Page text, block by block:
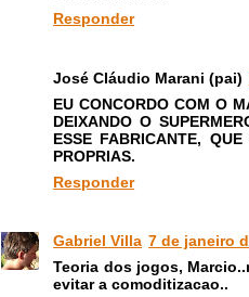
Responder
José Cláudio Marani (pai)
EU CONCORDO COM O
DEIXANDO O
ESSE FABRICANTE,
PROPRIAS.
Responder
Gabriel Villa 7 de janeiro
Teoria dos jogos,
evitar a comoditizacao..